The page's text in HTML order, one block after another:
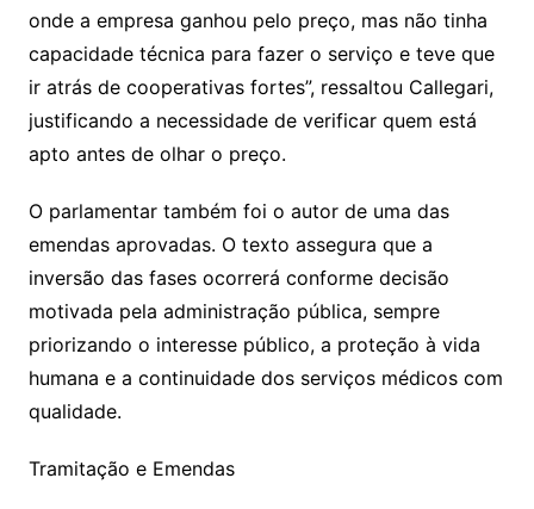
onde a empresa ganhou pelo preço, mas não tinha
capacidade técnica para fazer o serviço e teve que
ir atrás de cooperativas fortes”, ressaltou Callegari,
justificando a necessidade de verificar quem está
apto antes de olhar o preço.
O parlamentar também foi o autor de uma das
emendas aprovadas. O texto assegura que a
inversão das fases ocorrerá conforme decisão
motivada pela administração pública, sempre
priorizando o interesse público, a proteção à vida
humana e a continuidade dos serviços médicos com
qualidade.
Tramitação e Emendas